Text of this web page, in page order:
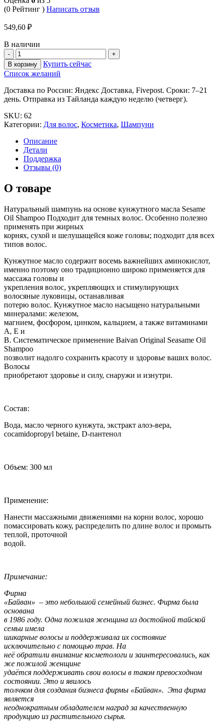
(0 Рейтинг ) Написать отзыв
549,60 ₽
В наличии
В корзину
Купить сейчас
Список желаний
Доставка по России: Яндекс Доставка, Fivepost. Сроки: 7–21
день. Отправка из Тайланда каждую неделю (четверг).
SKU: 62
Категории: Для волос, Косметика, Шампуни
Описание
Детали
Поддержка
Отзывы (0)
О товаре
Натуральный шампунь на основе кунжутного масла Sesame
Oil Shampoo Подходит для темных волос. Особенно полезно
применять при жирных
корнях, сухой и шелушащейся коже головы; подходит для всех
типов волос.
Кунжутное масло содержит восемь важнейших аминокислот,
именно поэтому оно традиционно широко применяется для
массажа головы и
укрепления волос, укрепляющих и стимулирующих
волосяные луковицы, останавливая
потерю волос. Кунжутное масло насыщено натуральными
минералами: железом,
магнием, фосфором, цинком, кальцием, а также витаминами
А, Е и
В. Систематическое применение Baivan Original Seasame Oil
Shampoo
позволит надолго сохранить красоту и здоровье ваших волос.
Волосы
приобретают здоровье и силу, снаружи и изнутри.
Состав:
Вода, масло черного кунжута, экстракт алоэ-вера,
cocamidopropyl betaine, D-пантенол
Объем: 300 мл
Применение:
Нанести массажными движениями на корни волос, хорошо
помассировать кожу, распределить по длине волос и промыть
теплой, проточной
водой.
Примечание:
Фирма
«Байван» – это небольшой семейный бизнес. Фирма была
основана
в 1986 году. Одна пожилая женщина из достойной тайской
семьи имела
шикарные волосы и поддерживала их состояние
исключительно с помощью трав. На
неё обратили внимание косметологи и заинтересовались, как
же пожилой женщине
удаётся поддерживать свои волосы в таком превосходном
состоянии. Это и явилось
толчком для создания бизнеса фирмы «Байван». Эта фирма
является
неоднократным обладателем наград за качественную
продукцию из растительного сырья.